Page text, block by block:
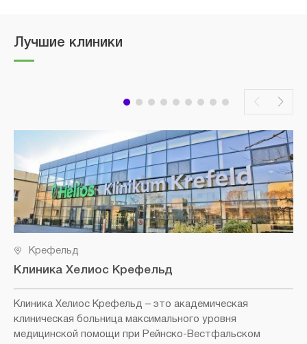
Лучшие клиники
Крефельд
Клиника Хелиос Крефельд
Клиника Хелиос Крефельд – это академическая
клиническая больница максимального уровня
медицинской помощи при Рейнско-Вестфальском